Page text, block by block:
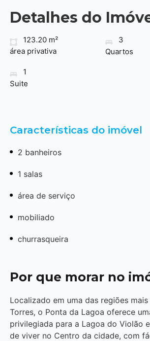
Detalhes do
123.20 m²
área privativa
3
Quartos
1
Suite
Características do imóvel
2 banheiros
1 salas
área de serviço
mobiliado
churrasqueira
Por que morar no
Localizado em uma das regiões
Torres, o Ponta da Lagoa oferece
privilegiada para a Lagoa do Violão
de viver no Centro da cidade, com